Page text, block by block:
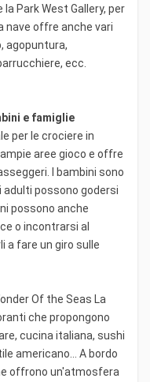
Park West Gallery, per
nave offre anche vari
agopuntura,
ecc.
e famiglie
per le crociere in
aree gioco e offre
I bambini sono
possono godersi
possono anche
o incontrarsi al
a fare un giro sulle
Of the Seas La
che propongono
cucina italiana, sushi
americano... A bordo
offrono un'atmosfera